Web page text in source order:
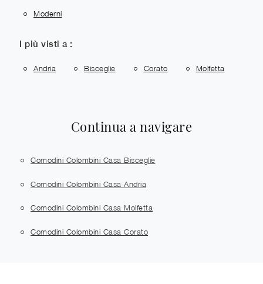
Moderni
I più visti a :
Andria Bisceglie Corato Molfetta
Continua a navigare
Comodini Colombini Casa Bisceglie
Comodini Colombini Casa Andria
Comodini Colombini Casa Molfetta
Comodini Colombini Casa Corato